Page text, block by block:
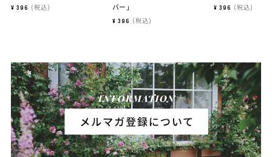
¥ 396 税込
バー」
¥ 396 税込
¥ 396 税込